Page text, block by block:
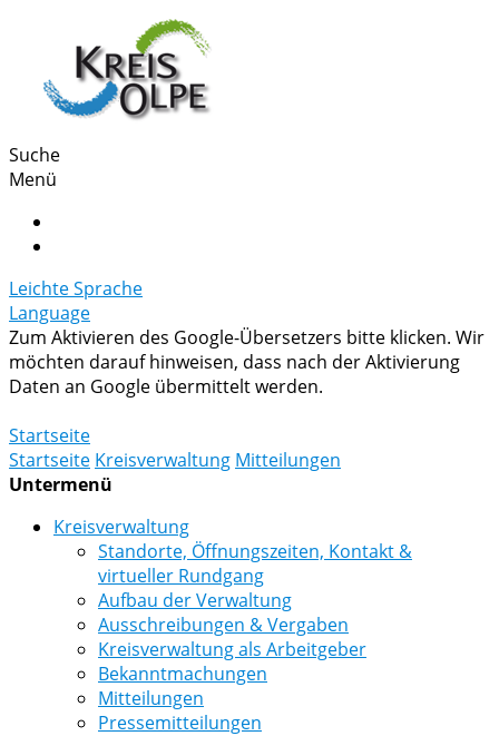
Suche
Menü
Leichte Sprache
Language
Zum Aktivieren des Google-Übersetzers bitte klicken. Wir
möchten darauf hinweisen, dass nach der Aktivierung
Daten an Google übermittelt werden.
Startseite
Startseite Kreisverwaltung Mitteilungen
Untermenü
Kreisverwaltung
Standorte, Öffnungszeiten, Kontakt &
virtueller Rundgang
Aufbau der Verwaltung
Ausschreibungen & Vergaben
Kreisverwaltung als Arbeitgeber
Bekanntmachungen
Mitteilungen
Pressemitteilungen